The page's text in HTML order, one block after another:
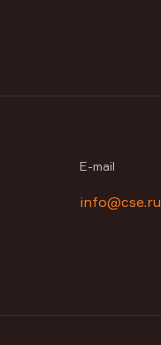
E-mail
info@cse.ru